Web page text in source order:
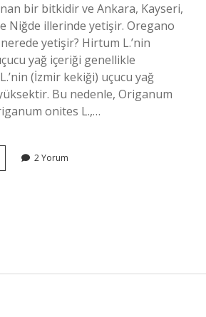
bir bitkidir ve Ankara, Kayseri,
Niğde illerinde yetişir. Oregano
yetişir? Hirtum L.’nin
yağ içeriği genellikle
(İzmir kekiği) uçucu yağ
Bu nedenle, Origanum
onites L.,…
2 Yorum